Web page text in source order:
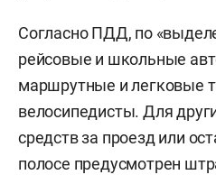
Согласно ПДД, по
рейсовые и школьные
маршрутные и легковые
велосипедисты. Для
средств за проезд или
полосе предусмотрен